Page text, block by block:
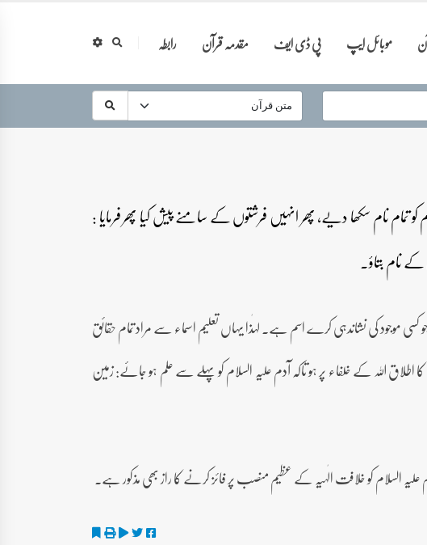
موبائل ایپ پی ڈی ایف مقدمہ قرآن رابطہ
تمام نام سکھا دیے، پھر انہیں فرشتوں کے سامنے پیش کیا پھر فرمایا :
نام بتاؤ۔
موجود کی نشاندہی کرے اسم ہے۔ لہٰذا یہاں تعلیم اسماء سے مراد تمام حقائق
اللہ کے خلفاء پر ہو تاکہ آدم علیہ السلام کو پہلے سے علم ہو جائے: زمین
السلام کو خلافت الٰہیہ کے عظیم منصب پر فائز کرنے کا راز بھی مذکور ہے۔